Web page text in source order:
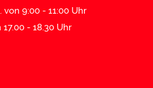
von 9:00 - 11:00 Uhr
17.00 - 18.30 Uhr